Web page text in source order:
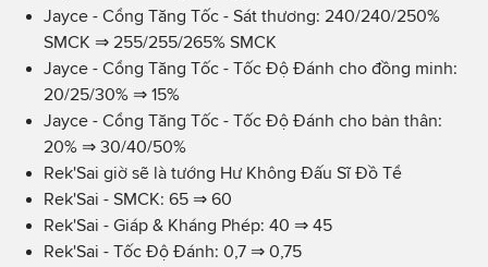
Jayce - Cổng Tăng Tốc - Sát thương: 240/240/250%
SMCK ⇒ 255/255/265% SMCK
Jayce - Cổng Tăng Tốc - Tốc Độ Đánh cho đồng minh:
20/25/30% ⇒ 15%
Jayce - Cổng Tăng Tốc - Tốc Độ Đánh cho bản thân:
20% ⇒ 30/40/50%
Rek'Sai giờ sẽ là tướng Hư Không Đấu Sĩ Đồ Tể
Rek'Sai - SMCK: 65 ⇒ 60
Rek'Sai - Giáp & Kháng Phép: 40 ⇒ 45
Rek'Sai - Tốc Độ Đánh: 0,7 ⇒ 0,75